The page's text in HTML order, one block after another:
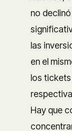
no
las
en el
los tickets
Hay que